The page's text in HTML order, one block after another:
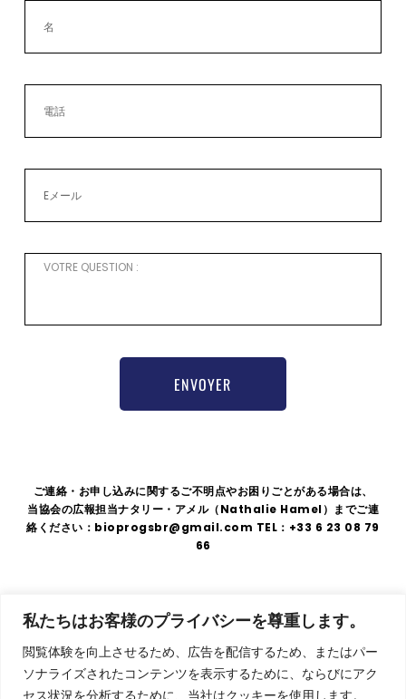
私たちはお客様のプライバシーを尊重します。
閲覧体験を向上させるため、広告を配信するため、またはパー
ソナライズされたコンテンツを表示するために、ならびにアク
セス状況を分析するために、当社はクッキーを使用します。
ENVOYER
ご連絡・お申し込みに関するご不明点やお困りごとがある場合は、
当協会の広報担当ナタリー・アメル（Nathalie Hamel）までご連
絡ください：bioprogsbr@gmail.com TEL：+33 6 23 08 79
66
住
所
〒
75008
法的表示| GDPR|利用規約